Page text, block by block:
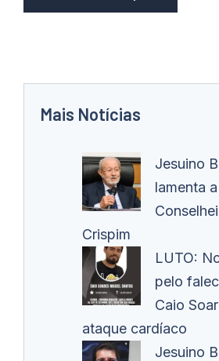
Mais Notícias
Jesuino
lamenta
Crispim
LUTO:
pelo
Caio
ataque cardíaco
Jesuino